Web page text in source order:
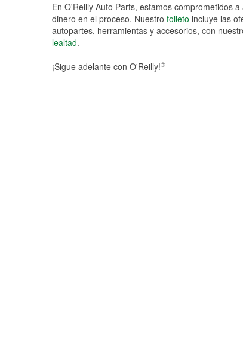
En O'Reilly Auto Parts, estamos comprometidos
dinero en el proceso. Nuestro folleto incluye las
autopartes, herramientas y accesorios, con
lealtad.
¡Sigue adelante con O'Reilly!®